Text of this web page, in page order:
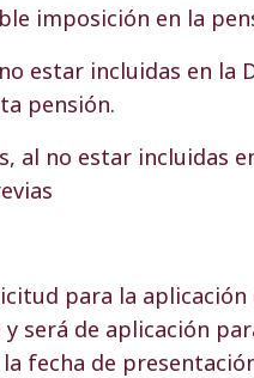
imposición en la
estar incluidas en la
pensión.
al no estar incluidas
para la aplicación
será de aplicación
fecha de